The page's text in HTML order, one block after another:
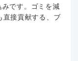
です。ゴミを減
直接貢献する、ブ